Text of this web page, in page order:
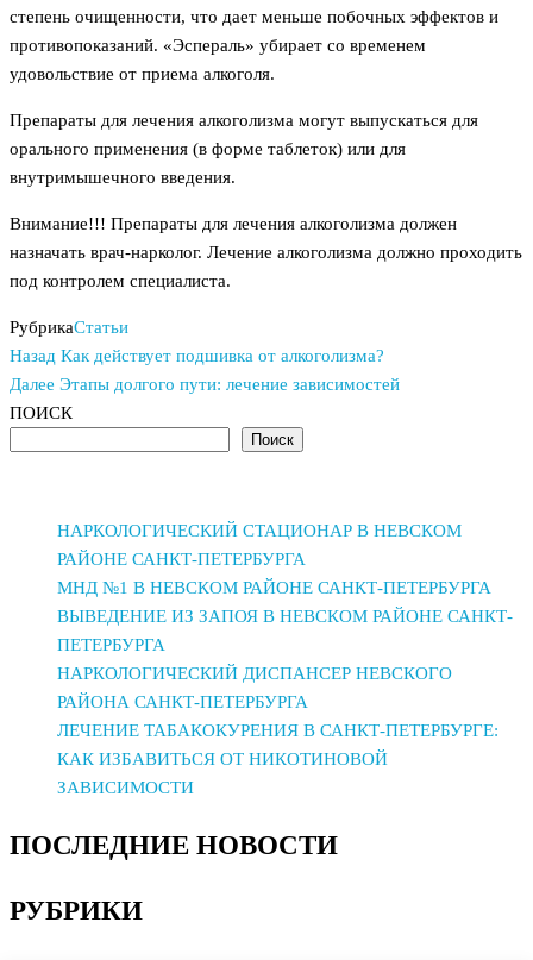
степень очищенности, что дает меньше побочных эффектов и
противопоказаний. «Эспераль» убирает со временем
удовольствие от приема алкоголя.
Препараты для лечения алкоголизма могут выпускаться для
орального применения (в форме таблеток) или для
внутримышечного введения.
Внимание!!! Препараты для лечения алкоголизма должен
назначать врач-нарколог. Лечение алкоголизма должно проходить
под контролем специалиста.
РубрикаСтатьи
Навигация
по
записям
Предыдущая
запись
Назад Как действует подшивка от алкоголизма?
Следующая
запись
Далее Этапы долгого пути: лечение зависимостей
ПОИСК
Поиск
НАРКОЛОГИЧЕСКИЙ СТАЦИОНАР В НЕВСКОМ
РАЙОНЕ САНКТ-ПЕТЕРБУРГА
МНД №1 В НЕВСКОМ РАЙОНЕ САНКТ-ПЕТЕРБУРГА
ВЫВЕДЕНИЕ ИЗ ЗАПОЯ В НЕВСКОМ РАЙОНЕ САНКТ-
ПЕТЕРБУРГА
НАРКОЛОГИЧЕСКИЙ ДИСПАНСЕР НЕВСКОГО
РАЙОНА САНКТ-ПЕТЕРБУРГА
ЛЕЧЕНИЕ ТАБАКОКУРЕНИЯ В САНКТ-ПЕТЕРБУРГЕ:
КАК ИЗБАВИТЬСЯ ОТ НИКОТИНОВОЙ
ЗАВИСИМОСТИ
ПОСЛЕДНИЕ НОВОСТИ
РУБРИКИ